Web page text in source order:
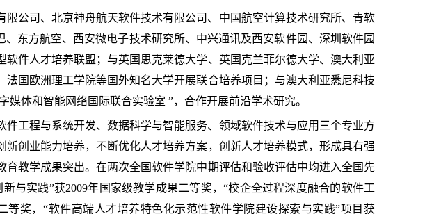
公司、北京神舟航天软件技术有限公司、中国航空计算技术研究所、青软
、东方航空、西安微电子技术研究所、中兴通讯及西安软件园、深圳软件园
件人才培养联盟；与英国思克莱德大学、英国克兰菲尔德大学、澳大利亚
国欧洲理工学院等国外知名大学开展联合培养项目；与澳大利亚悉尼科技
媒体和智能网络国际联合实验室 ”，合作开展前沿学术研究。
工程与系统开发、数据科学与智能服务、领域软件技术与应用三个专业方
新创业能力培养，不断优化人才培养方案，创新人才培养模式，形成具有强
育教学成果突出。在两次全国软件学院中期评估和验收评估中均进入全国先
新与实践”获2009年国家级教学成果二等奖，“校企全过程深度融合的软件工
等奖， “软件高端人才培养特色化示范性软件学院建设探索与实践”项目获